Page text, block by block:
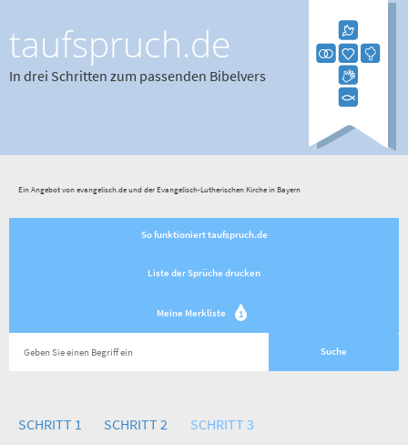
taufspruch.de
In drei Schritten zum passenden Bibelvers
Ein Angebot von evangelisch.de und der Evangelisch-Lutherischen Kirche in Bayern
So funktioniert taufspruch.de
Liste der Sprüche drucken
Meine Merkliste 1
SCHRITT 1 SCHRITT 2 SCHRITT 3